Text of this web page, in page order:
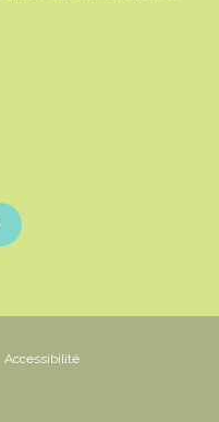
Accessibilité